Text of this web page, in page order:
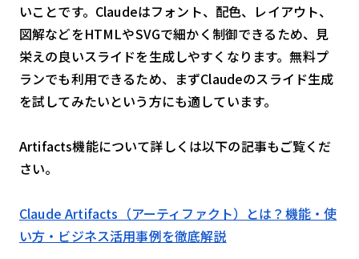
いことです。Claudeはフォント、配色、レイアウト、
図解などをHTMLやSVGで細かく制御できるため、見
栄えの良いスライドを生成しやすくなります。無料プ
ランでも利用できるため、まずClaudeのスライド生成
を試してみたいという方にも適しています。
Artifacts機能について詳しくは以下の記事もご覧くだ
さい。
Claude Artifacts（アーティファクト）とは？機能・使
い方・ビジネス活用事例を徹底解説